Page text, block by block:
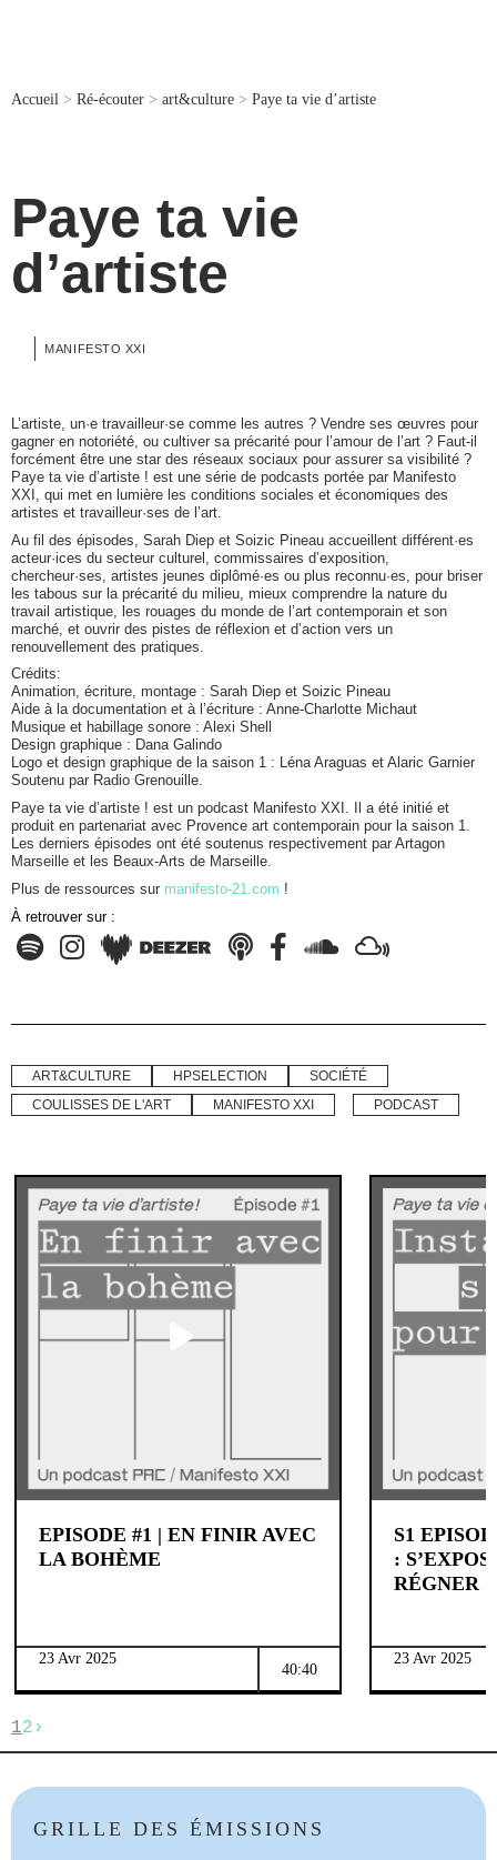
Accueil > Ré-écouter > art&culture > Paye ta vie d’artiste
Paye ta vie
d’artiste
MANIFESTO XXI
L’artiste, un·e travailleur·se comme les autres ? Vendre ses œuvres pour
gagner en notoriété, ou cultiver sa précarité pour l’amour de l’art ? Faut-il
forcément être une star des réseaux sociaux pour assurer sa visibilité ?
Paye ta vie d’artiste ! est une série de podcasts portée par Manifesto
XXI, qui met en lumière les conditions sociales et économiques des
artistes et travailleur·ses de l’art.
Au fil des épisodes, Sarah Diep et Soizic Pineau accueillent différent·es
acteur·ices du secteur culturel, commissaires d’exposition,
chercheur·ses, artistes jeunes diplômé·es ou plus reconnu·es, pour briser
les tabous sur la précarité du milieu, mieux comprendre la nature du
travail artistique, les rouages du monde de l’art contemporain et son
marché, et ouvrir des pistes de réflexion et d’action vers un
renouvellement des pratiques.
Crédits:
Animation, écriture, montage : Sarah Diep et Soizic Pineau
Aide à la documentation et à l’écriture : Anne-Charlotte Michaut
Musique et habillage sonore : Alexi Shell
Design graphique : Dana Galindo
Logo et design graphique de la saison 1 : Léna Araguas et Alaric Garnier
Soutenu par Radio Grenouille.
Paye ta vie d’artiste ! est un podcast Manifesto XXI. Il a été initié et
produit en partenariat avec Provence art contemporain pour la saison 1.
Les derniers épisodes ont été soutenus respectivement par Artagon
Marseille et les Beaux-Arts de Marseille.
Plus de ressources sur manifesto-21.com !
À retrouver sur :
ART&CULTURE HPSELECTION
SOCIÉTÉ
COULISSES DE L'ART
MANIFESTO XXI PODCAST
EPISODE #1 | EN FINIR AVEC
LA BOHÈME
23 Avr 2025
40:40
S1
:
RÉGNER
23 Avr 2025
12 ›
GRILLE DES ÉMISSIONS